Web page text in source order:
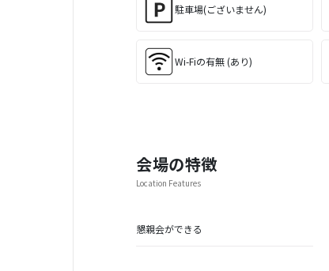
駐車場(ございません)
Wi-Fiの有無 (あり)
会場の特徴
Location Features
懇親会ができる